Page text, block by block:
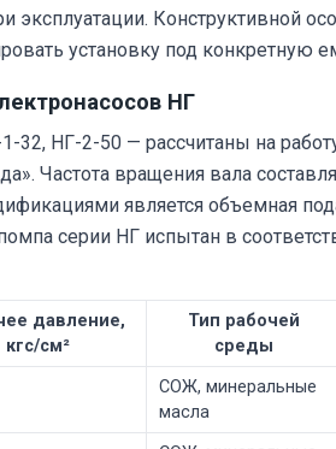
эксплуатации. Конструктивной
установку под конкретную
НГ
НГ-2-50 — рассчитаны на
Частота вращения вала
является объемная
серии НГ испытан в
давление,
кгс/см²
Тип рабочей
среды
СОЖ, минеральные
масла